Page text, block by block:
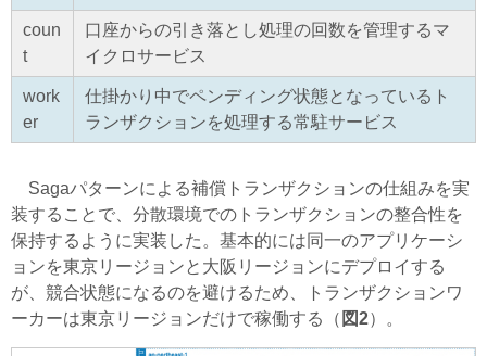
coun
t
口座からの引き落とし処理の回数を管理するマ
イクロサービス
work
er
仕掛かり中でペンディング状態となっているト
ランザクションを処理する常駐サービス
Sagaパターンによる補償トランザクションの仕組みを実
装することで、分散環境でのトランザクションの整合性を
保持するように実装した。基本的には同一のアプリケーシ
ョンを東京リージョンと大阪リージョンにデプロイする
が、競合状態になるのを避けるため、トランザクションワ
ーカーは東京リージョンだけで稼働する（ 図2）。